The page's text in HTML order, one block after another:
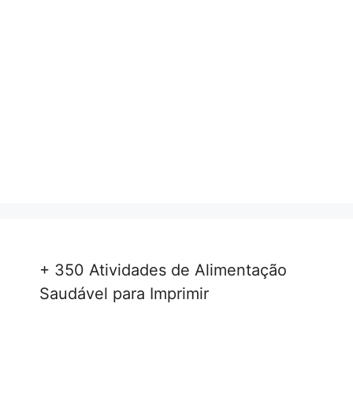
+ 350 Atividades de Alimentação
Saudável para Imprimir